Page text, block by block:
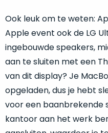
Ook leuk om te weten:
Apple event ook de LG
ingebouwde speakers,
aan te sluiten met een
van dit display? Je
opgeladen, dus je hebt
voor een baanbrekende
kantoor aan het werk
niks
vervangen.
Simpelweg
weinig
gebruikt.
Zowel
optisch
als
technisch
niet
categorie.
Het
is
een
Mac
die
zich
heeft
en